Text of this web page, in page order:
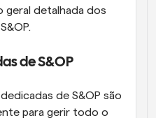
geral detalhada dos
de S&OP
de S&OP são
para gerir todo o